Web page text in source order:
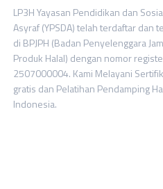
LP3H Yayasan Pendidikan dan
Asyraf (YPSDA) telah terdaftar dan
di BPJPH (Badan Penyelenggara
Produk Halal) dengan nomor
2507000004. Kami Melayani
gratis dan Pelatihan Pendamping
Indonesia.